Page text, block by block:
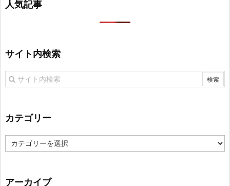
人気記事
サイト内検索
カテゴリー
テ
ー
アーカイブ